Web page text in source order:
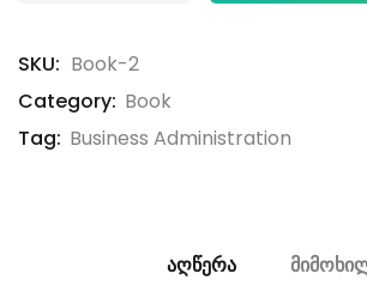
SKU: Book-2
Category: Book
Tag: Business Administration
აღწერა